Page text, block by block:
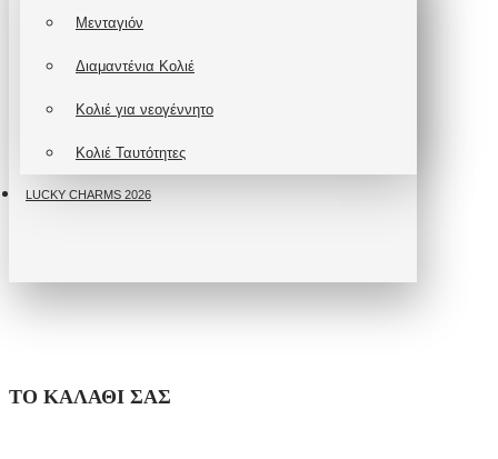
Μενταγιόν
Διαμαντένια Κολιέ
Κολιέ για νεογέννητο
Κολιέ Ταυτότητες
LUCKY CHARMS 2026
ΤΟ ΚΑΛΆΘΙ ΣΑΣ